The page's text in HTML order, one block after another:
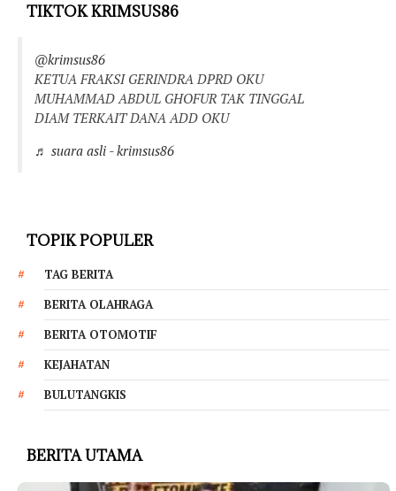
TIKTOK KRIMSUS86
@krimsus86
KETUA FRAKSI GERINDRA DPRD OKU
MUHAMMAD ABDUL GHOFUR TAK TINGGAL
DIAM TERKAIT DANA ADD OKU
♬ suara asli - krimsus86
TOPIK POPULER
TAG BERITA
BERITA OLAHRAGA
BERITA OTOMOTIF
KEJAHATAN
BULUTANGKIS
BERITA UTAMA